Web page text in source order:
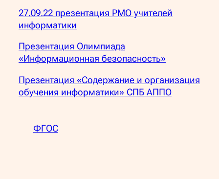
27.09.22 презентация РМО учителей
информатики
Презентация Олимпиада
«Информационная безопасность»
Презентация «Содержание и организация
обучения информатики» СПБ АППО
ФГОС